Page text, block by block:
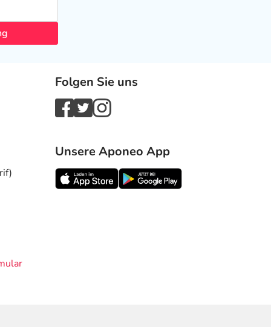
Folgen Sie uns
Unsere Aponeo App